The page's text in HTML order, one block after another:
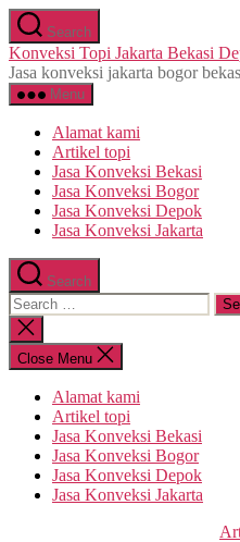
Skip
to
the
content
Search
Konveksi Topi Jakarta Bekasi
Jasa konveksi jakarta bogor
Menu
Alamat kami
Artikel topi
Jasa Konveksi Bekasi
Jasa Konveksi Bogor
Jasa Konveksi Depok
Jasa Konveksi Jakarta
Search
Search
for:
Close
search
Close Menu
Alamat kami
Artikel topi
Jasa Konveksi Bekasi
Jasa Konveksi Bogor
Jasa Konveksi Depok
Jasa Konveksi Jakarta